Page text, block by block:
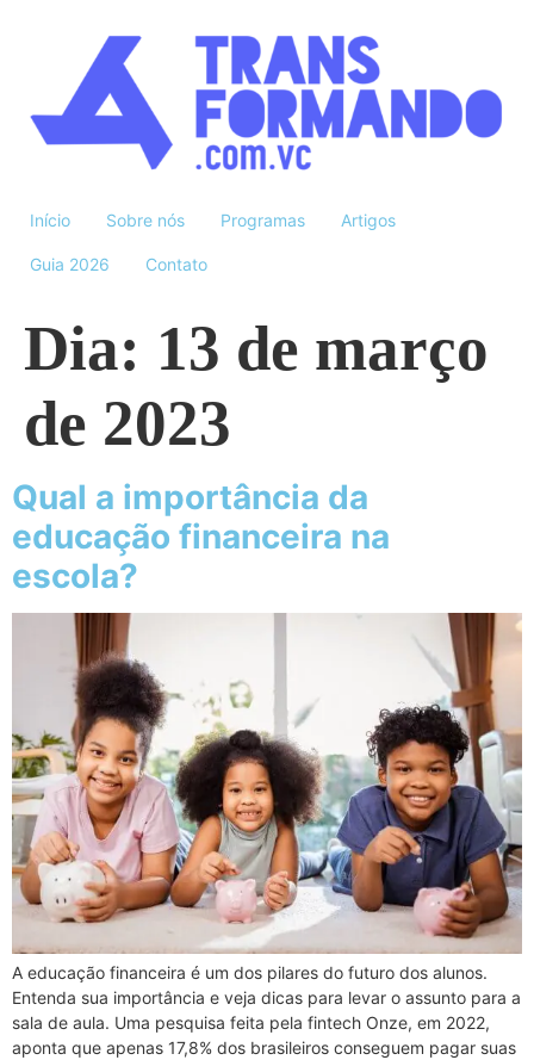
Início Sobre nós Programas Artigos
Guia 2026 Contato
Dia: 13 de março
de 2023
Qual a importância da
educação financeira na
escola?
A educação financeira é um dos pilares do futuro dos alunos.
Entenda sua importância e veja dicas para levar o assunto para a
sala de aula. Uma pesquisa feita pela fintech Onze, em 2022,
aponta que apenas 17,8% dos brasileiros conseguem pagar suas